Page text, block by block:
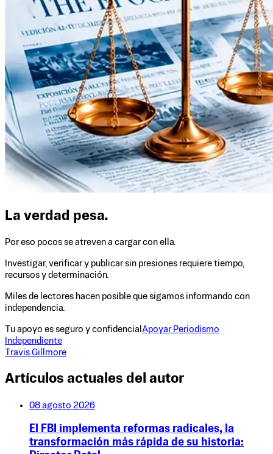
La verdad pesa.
Por eso pocos se atreven a cargar con ella.
Investigar, verificar y publicar sin presiones requiere tiempo,
recursos y determinación.
Miles de lectores hacen posible que sigamos informando con
independencia.
Tu apoyo es seguro y confidencial Apoyar Periodismo
Independiente
Travis Gillmore
Artículos actuales del autor
08 agosto 2026
El FBI implementa reformas radicales, la
transformación más rápida de su historia: